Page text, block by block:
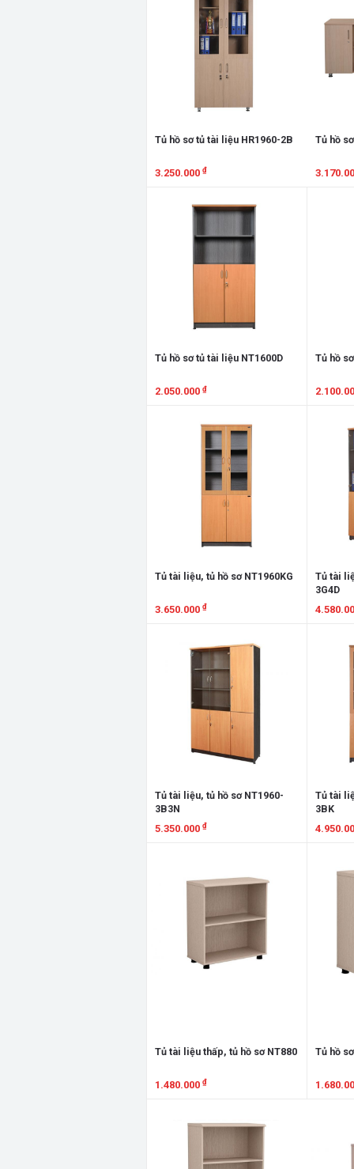
Tủ hồ sơ tủ tài liệu HR1960-2B
3.250.000 ₫
Tủ hồ
Tủ hồ sơ tủ tài liệu NT1600D
2.050.000 ₫
Tủ hồ
Tủ tài liệu, tủ hồ sơ NT1960KG
3.650.000 ₫
Tủ tài
3G4D
Tủ tài liệu, tủ hồ sơ NT1960-
3B3N
5.350.000 ₫
Tủ tài
3BK
Tủ tài liệu thấp, tủ hồ sơ NT880
1.480.000 ₫
Tủ hồ